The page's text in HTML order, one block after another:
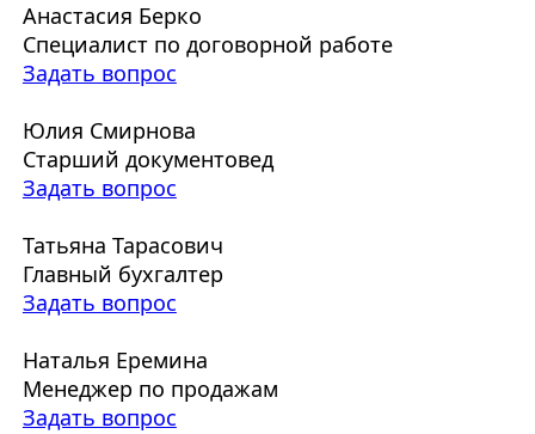
Анастасия Берко
Специалист по договорной работе
Задать вопрос
Юлия Смирнова
Старший документовед
Задать вопрос
Татьяна Тарасович
Главный бухгалтер
Задать вопрос
Наталья Еремина
Менеджер по продажам
Задать вопрос